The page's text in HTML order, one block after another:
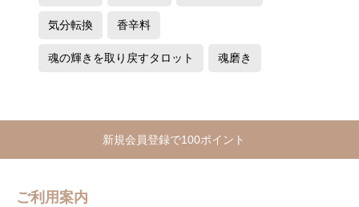
気分転換 香辛料
魂の輝きを取り戻すタロット 魂磨き
新規会員登録で100ポイント
ご利用案内